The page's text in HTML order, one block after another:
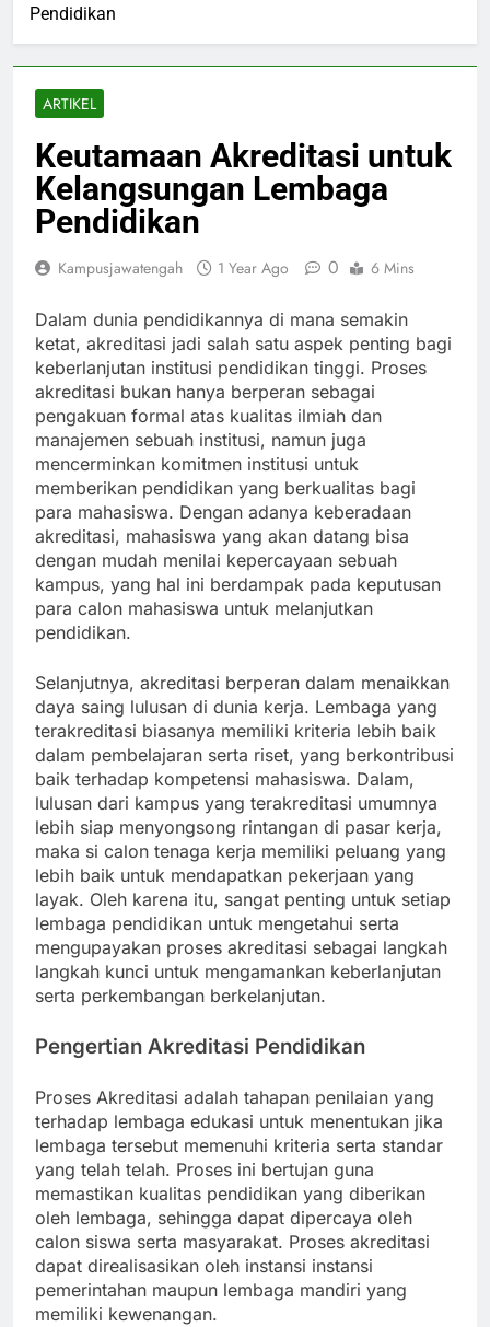
Pendidikan
ARTIKEL
Keutamaan Akreditasi untuk
Kelangsungan Lembaga
Pendidikan
Kampusjawatengah 1 Year Ago 0 6 Mins
Dalam dunia pendidikannya di mana semakin
ketat, akreditasi jadi salah satu aspek penting bagi
keberlanjutan institusi pendidikan tinggi. Proses
akreditasi bukan hanya berperan sebagai
pengakuan formal atas kualitas ilmiah dan
manajemen sebuah institusi, namun juga
mencerminkan komitmen institusi untuk
memberikan pendidikan yang berkualitas bagi
para mahasiswa. Dengan adanya keberadaan
akreditasi, mahasiswa yang akan datang bisa
dengan mudah menilai kepercayaan sebuah
kampus, yang hal ini berdampak pada keputusan
para calon mahasiswa untuk melanjutkan
pendidikan.
Selanjutnya, akreditasi berperan dalam menaikkan
daya saing lulusan di dunia kerja. Lembaga yang
terakreditasi biasanya memiliki kriteria lebih baik
dalam pembelajaran serta riset, yang berkontribusi
baik terhadap kompetensi mahasiswa. Dalam,
lulusan dari kampus yang terakreditasi umumnya
lebih siap menyongsong rintangan di pasar kerja,
maka si calon tenaga kerja memiliki peluang yang
lebih baik untuk mendapatkan pekerjaan yang
layak. Oleh karena itu, sangat penting untuk setiap
lembaga pendidikan untuk mengetahui serta
mengupayakan proses akreditasi sebagai langkah
langkah kunci untuk mengamankan keberlanjutan
serta perkembangan berkelanjutan.
Pengertian Akreditasi Pendidikan
Proses Akreditasi adalah tahapan penilaian yang
terhadap lembaga edukasi untuk menentukan jika
lembaga tersebut memenuhi kriteria serta standar
yang telah telah. Proses ini bertujan guna
memastikan kualitas pendidikan yang diberikan
oleh lembaga, sehingga dapat dipercaya oleh
calon siswa serta masyarakat. Proses akreditasi
dapat direalisasikan oleh instansi instansi
pemerintahan maupun lembaga mandiri yang
memiliki kewenangan.